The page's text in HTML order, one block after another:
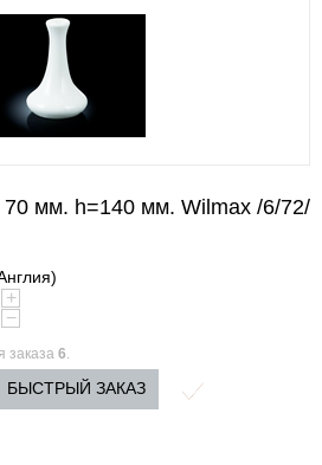
70 мм. h=140 мм. Wilmax /6/72/
+
−
заказа 6.
БЫСТРЫЙ ЗАКАЗ